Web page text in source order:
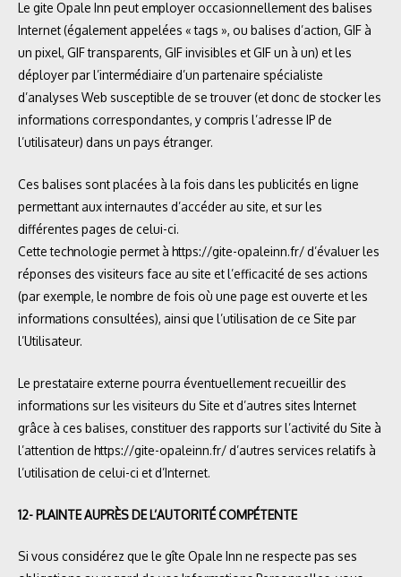
Le gite Opale Inn peut employer occasionnellement des balises
Internet (également appelées « tags », ou balises d’action, GIF à
un pixel, GIF transparents, GIF invisibles et GIF un à un) et les
déployer par l’intermédiaire d’un partenaire spécialiste
d’analyses Web susceptible de se trouver (et donc de stocker les
informations correspondantes, y compris l’adresse IP de
l’utilisateur) dans un pays étranger.
Ces balises sont placées à la fois dans les publicités en ligne
permettant aux internautes d’accéder au site, et sur les
différentes pages de celui-ci.
Cette technologie permet à https://gite-opaleinn.fr/d’évaluer les
réponses des visiteurs face au site et l’efficacité de ses actions
(par exemple, le nombre de fois où une page est ouverte et les
informations consultées), ainsi que l’utilisation de ce Site par
l’Utilisateur.
Le prestataire externe pourra éventuellement recueillir des
informations sur les visiteurs du Site et d’autres sites Internet
grâce à ces balises, constituer des rapports sur l’activité du Site à
l’attention de https://gite-opaleinn.fr/d’autres services relatifs à
l’utilisation de celui-ci et d’Internet.
12- PLAINTE AUPRÈS DE L’AUTORITÉ COMPÉTENTE
Si vous considérez que le gîte Opale Inn ne respecte pas ses